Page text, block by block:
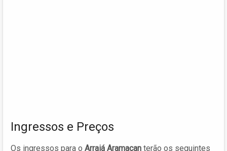
Ingressos e Preços
Os ingressos para o Arraiá Aramaçan terão os seguintes